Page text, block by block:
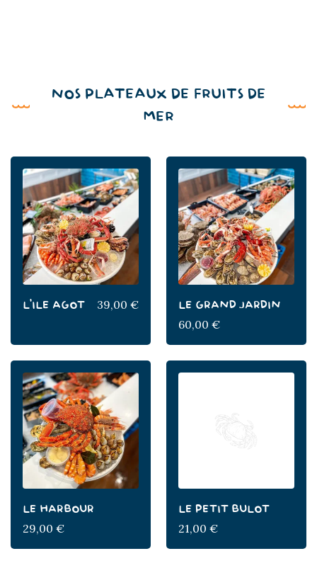
NOS PLATEAUX DE FRUITS DE
MER
L’ILE AGOT 39,00 € LE GRAND JARDIN
60,00 €
LE HARBOUR
29,00 €
LE PETIT BULOT
21,00 €